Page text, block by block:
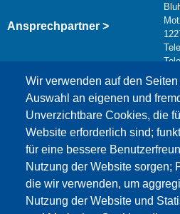
Wir verwenden auf den
Auswahl an eigenen und
Unverzichtbare Cookies, die
Website erforderlich sind;
für eine bessere
Nutzung der Website sorgen;
die wir verwenden, um
Nutzung der Website und
Ansprechpartner >
Dieser Inhalt ist blockiert,
Cookies nicht